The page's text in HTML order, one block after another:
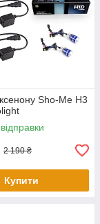
Sho-Me H3
2 190 ₴
Купити